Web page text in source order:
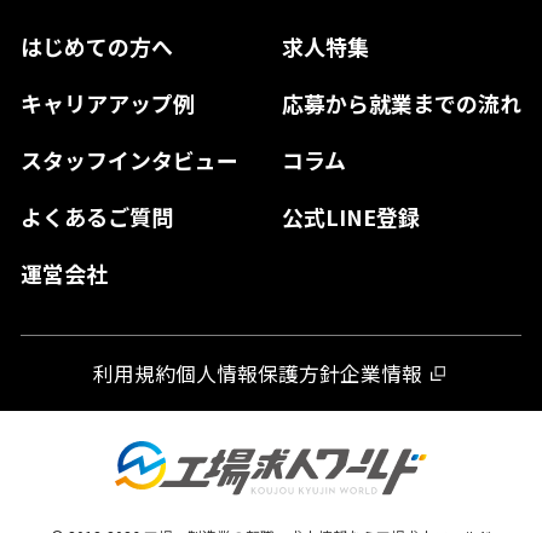
はじめての方へ
求人特集
キャリアアップ例
応募から就業までの流れ
スタッフインタビュー
コラム
よくあるご質問
公式LINE登録
運営会社
奈良県
和歌山県
島根県
山口県
高知県
徳島県
熊本県
宮崎県
鹿児島県
利用規約個人情報保護方針企業情報